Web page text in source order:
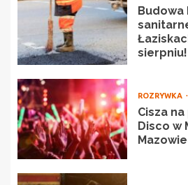
Budowa
sierpniu!
ROZRYWKA
Cisza
Disco w